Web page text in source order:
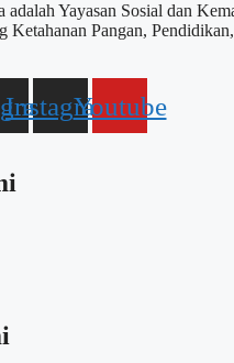
adalah Yayasan Sosial dan
Ketahanan Pangan,
InstagramYoutube